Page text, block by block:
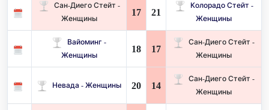
Сан-Диего Стейт -
Женщины
17 21
Колорадо Стейт -
Женщины
Вайоминг -
Женщины
18 17
Сан-Диего Стейт -
Женщины
Невада - Женщины 20 14
Сан-Диего Стейт -
Женщины